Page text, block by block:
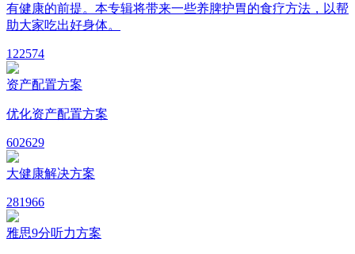
有健康的前提。本专辑将带来一些养脾护胃的食疗方法，以帮
助大家吃出好身体。
122574
资产配置方案
优化资产配置方案
602629
大健康解决方案
281966
雅思9分听力方案